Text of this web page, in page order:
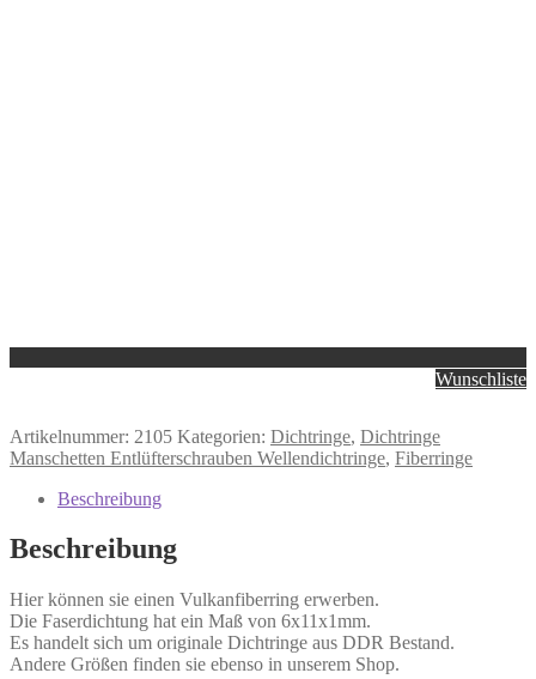
Wunschliste
Artikelnummer: 2105 Kategorien: Dichtringe, Dichtringe
Manschetten Entlüfterschrauben Wellendichtringe, Fiberringe
Beschreibung
Beschreibung
Hier können sie einen Vulkanfiberring erwerben.
Die Faserdichtung hat ein Maß von 6x11x1mm.
Es handelt sich um originale Dichtringe aus DDR Bestand.
Andere Größen finden sie ebenso in unserem Shop.